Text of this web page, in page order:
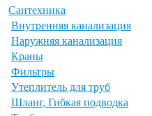
Сантехника
Внутренняя канализация
Наружняя канализация
Краны
Фильтры
Утеплитель для труб
Шланг, Гибкая подводка